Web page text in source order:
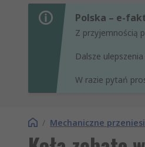
Polska – e-
Z przyjemnością
Dalsze
W razie pytań
/ Mechaniczne